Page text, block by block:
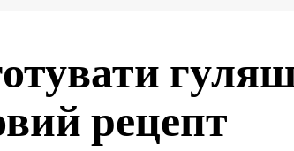
рецепт